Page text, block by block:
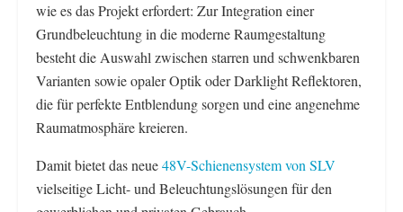
wie es das Projekt erfordert: Zur Integration einer
Grundbeleuchtung in die moderne Raumgestaltung
besteht die Auswahl zwischen starren und schwenkbaren
Varianten sowie opaler Optik oder Darklight Reflektoren,
die für perfekte Entblendung sorgen und eine angenehme
Raumatmosphäre kreieren.
Damit bietet das neue48V-Schienensystem von SLV
vielseitige Licht- und Beleuchtungslösungen für den